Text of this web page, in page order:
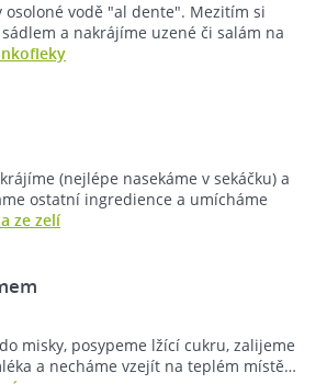
osoloné vodě "al dente". Mezitím si
a nakrájíme uzené či salám na
(nejlépe nasekáme v sekáčku) a
ostatní ingredience a umícháme
ze zelí
misky, posypeme lžící cukru, zalijeme
a necháme vzejít na teplém místě…